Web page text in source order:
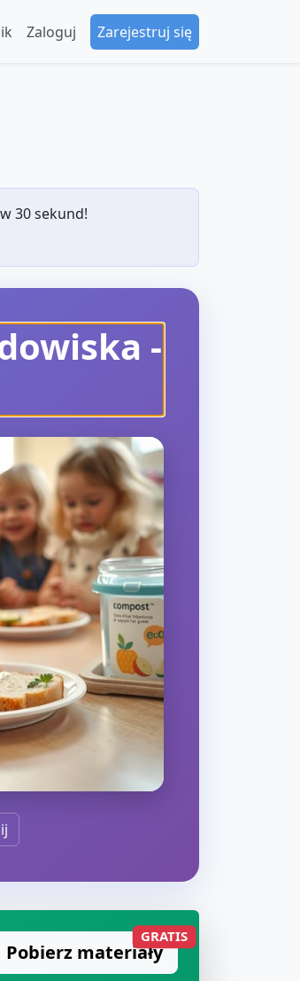
Zaloguj Zarejestruj się
30 sekund!
-
Pobierz materiały
GRATIS